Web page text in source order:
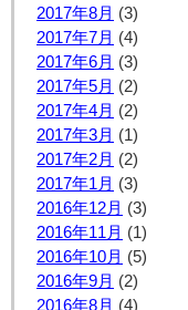
2017年8月 (3)
2017年7月 (4)
2017年6月 (3)
2017年5月 (2)
2017年4月 (2)
2017年3月 (1)
2017年2月 (2)
2017年1月 (3)
2016年12月 (3)
2016年11月 (1)
2016年10月 (5)
2016年9月 (2)
2016年8月 (4)